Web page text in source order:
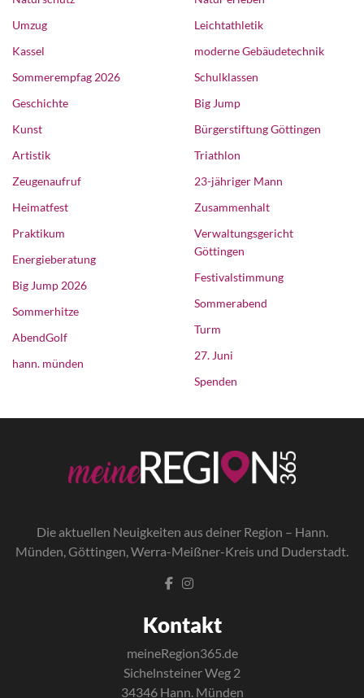
Umzug
Kassel
Sommerempfag 2026
Geschichte
Kunst
Leichtathletik
moderne Gebäudetechnik
Schulklassen
Big Jump
Bürgerstiftung Göttingen
Artistik
Zeugenaufruf
Heimatfest
Praktikum
Energieberatung
Big Jump 2026
Sommerhitze
AbendGolf
hann. münden
Triathlon
23-jähriger Mann
Zusammenhalt
Verwaltungsgericht
Göttingen
Festivalstimmung
Sommerabend
Turm
27. Juni
Spenden
Die aktuellen Neuigkeiten aus deiner Region – Hann.
Münden, Göttingen, Werra-Meißner-Kreis und Duderstadt.
Kontakt
meineRegion365.de
Sichelnsteiner Weg 2
34346 Hann. Münden